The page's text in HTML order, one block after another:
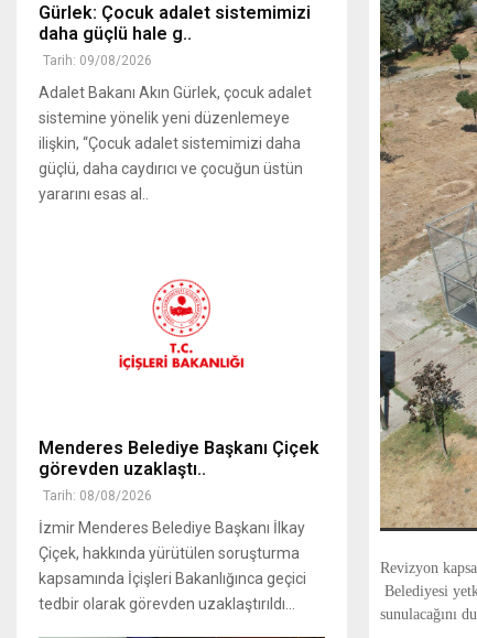
Revizyon
Belediyesi
sunulacağını
Gürlek: Çocuk adalet sistemimizi
daha güçlü hale g..
Tarih: 09/08/2026
Adalet Bakanı Akın Gürlek, çocuk adalet
sistemine yönelik yeni düzenlemeye
ilişkin, “Çocuk adalet sistemimizi daha
güçlü, daha caydırıcı ve çocuğun üstün
yararını esas al..
Menderes Belediye Başkanı Çiçek
görevden uzaklaştı..
Tarih: 08/08/2026
İzmir Menderes Belediye Başkanı İlkay
Çiçek, hakkında yürütülen soruşturma
kapsamında İçişleri Bakanlığınca geçici
tedbir olarak görevden uzaklaştırıldı...